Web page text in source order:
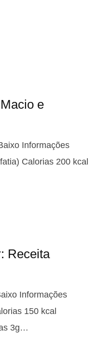
e
Informações
Calorias 200 kcal
Receita
Informações
150 kcal
3g…